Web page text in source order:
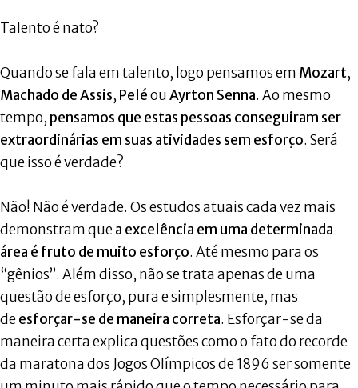
Talento é nato?
Quando se fala em talento, logo pensamos em Mozart,
Machado de Assis, PeléouAyrton Senna. Ao mesmo
tempo, pensamos que estas pessoas conseguiram ser
extraordinárias em suas atividades sem esforço. Será
que isso é verdade?
Não! Não é verdade. Os estudos atuais cada vez mais
demonstram quea excelência em uma determinada
área é fruto de muito esforço. Até mesmo para os
“gênios”. Além disso, não se trata apenas de uma
questão de esforço, pura e simplesmente, mas
deesforçar-se de maneira correta. Esforçar-se da
maneira certa explica questões como o fato do recorde
da maratona dos Jogos Olímpicos de 1896 ser somente